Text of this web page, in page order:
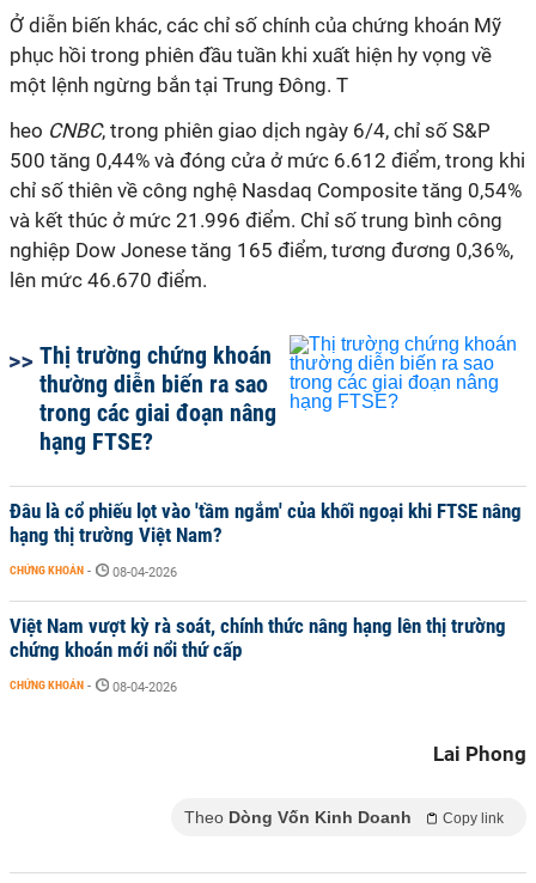
Ở diễn biến khác, các chỉ số chính của chứng khoán Mỹ
phục hồi trong phiên đầu tuần khi xuất hiện hy vọng về
một lệnh ngừng bắn tại Trung Đông. T
heo CNBC, trong phiên giao dịch ngày 6/4, chỉ số S&P
500 tăng 0,44% và đóng cửa ở mức 6.612 điểm, trong khi
chỉ số thiên về công nghệ Nasdaq Composite tăng 0,54%
và kết thúc ở mức 21.996 điểm. Chỉ số trung bình công
nghiệp Dow Jonese tăng 165 điểm, tương đương 0,36%,
lên mức 46.670 điểm.
Thị trường chứng khoán
thường diễn biến ra sao
trong các giai đoạn nâng
hạng FTSE?
Đâu là cổ phiếu lọt vào 'tầm ngắm' của khối ngoại khi FTSE nâng
hạng thị trường Việt Nam?
CHỨNG KHOÁN - 08-04-2026
Việt Nam vượt kỳ rà soát, chính thức nâng hạng lên thị trường
chứng khoán mới nổi thứ cấp
CHỨNG KHOÁN - 08-04-2026
Lai Phong
Theo Dòng Vốn Kinh Doanh Copy link